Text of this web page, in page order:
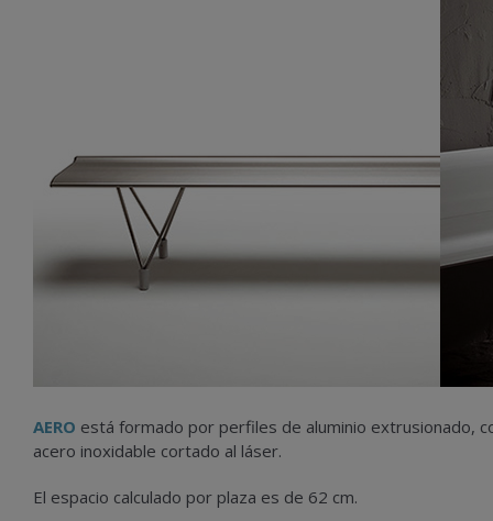
AERO está formado por perfiles de aluminio extrusionado,
acero inoxidable cortado al láser.
El espacio calculado por plaza es de 62 cm.